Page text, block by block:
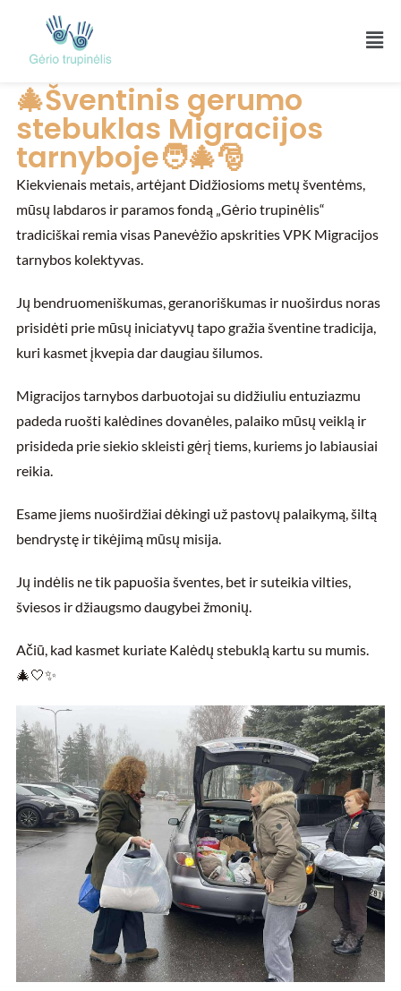
🎄Šventinis gerumo
stebuklas Migracijos
tarnyboje🧑‍🎄🎅
Kiekvienais metais, artėjant Didžiosioms metų šventėms,
mūsų labdaros ir paramos fondą „Gėrio trupinėlis“
tradiciškai remia visas Panevėžio apskrities VPK Migracijos
tarnybos kolektyvas.
Jų bendruomeniškumas, geranoriškumas ir nuoširdus noras
prisidėti prie mūsų iniciatyvų tapo gražia šventine tradicija,
kuri kasmet įkvepia dar daugiau šilumos.
Migracijos tarnybos darbuotojai su didžiuliu entuziazmu
padeda ruošti kalėdines dovanėles, palaiko mūsų veiklą ir
prisideda prie siekio skleisti gėrį tiems, kuriems jo labiausiai
reikia.
Esame jiems nuoširdžiai dėkingi už pastovų palaikymą, šiltą
bendrystę ir tikėjimą mūsų misija.
Jų indėlis ne tik papuošia šventes, bet ir suteikia vilties,
šviesos ir džiaugsmo daugybei žmonių.
Ačiū, kad kasmet kuriate Kalėdų stebuklą kartu su mumis.
🎄🤍✨